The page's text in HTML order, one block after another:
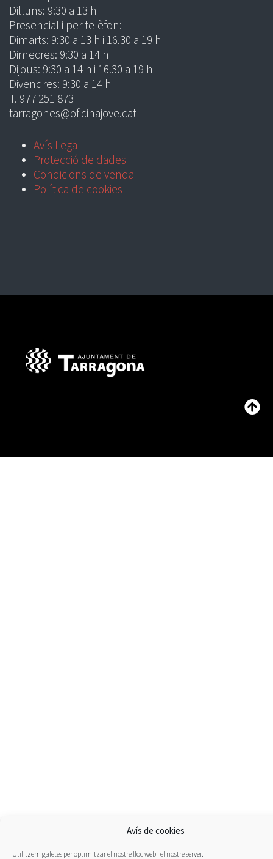
Avís de cookies
Utilitzem galetes per optimitzar el nostre lloc web i el nostre servei.
Dilluns: 9:30 a 13 h
Presencial i per telèfon:
Dimarts: 9:30 a 13 h i 16.30 a 19 h
Dimecres: 9:30 a 14 h
Dijous: 9:30 a 14 h i 16.30 a 19 h
Divendres: 9:30 a 14 h
T. 977 251 873
tarragones@oficinajove.cat
Avís Legal
Protecció de dades
Condicions de venda
Política de cookies